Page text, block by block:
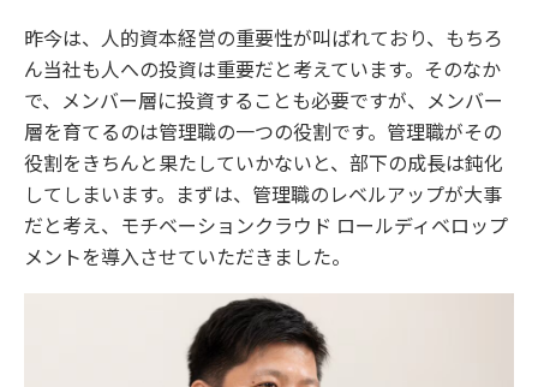
昨今は、人的資本経営の重要性が叫ばれており、もちろ
ん当社も人への投資は重要だと考えています。そのなか
で、メンバー層に投資することも必要ですが、メンバー
層を育てるのは管理職の一つの役割です。管理職がその
役割をきちんと果たしていかないと、部下の成長は鈍化
してしまいます。まずは、管理職のレベルアップが大事
だと考え、モチベーションクラウド ロールディベロップ
メントを導入させていただきました。